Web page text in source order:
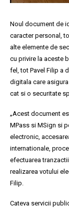
Noul document de
caracter personal,
alte elemente de
cu privire la aceste
fel, tot Pavel Filip a
digitala care
cat si o securitate
„Acest document
MPass si MSign si
electronic,
internationale,
efectuarea
realizarea votului
Filip.
Cateva servicii